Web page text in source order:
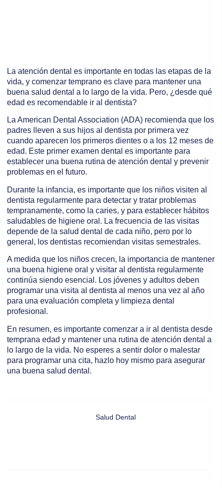
La atención dental es importante en todas las etapas de la
vida, y comenzar temprano es clave para mantener una
buena salud dental a lo largo de la vida. Pero, ¿desde qué
edad es recomendable ir al dentista?
La American Dental Association (ADA) recomienda que los
padres lleven a sus hijos al dentista por primera vez
cuando aparecen los primeros dientes o a los 12 meses de
edad. Este primer examen dental es importante para
establecer una buena rutina de atención dental y prevenir
problemas en el futuro.
Durante la infancia, es importante que los niños visiten al
dentista regularmente para detectar y tratar problemas
tempranamente, como la caries, y para establecer hábitos
saludables de higiene oral. La frecuencia de las visitas
depende de la salud dental de cada niño, pero por lo
general, los dentistas recomiendan visitas semestrales.
A medida que los niños crecen, la importancia de mantener
una buena higiene oral y visitar al dentista regularmente
continúa siendo esencial. Los jóvenes y adultos deben
programar una visita al dentista al menos una vez al año
para una evaluación completa y limpieza dental
profesional.
En resumen, es importante comenzar a ir al dentista desde
temprana edad y mantener una rutina de atención dental a
lo largo de la vida. No esperes a sentir dolor o malestar
para programar una cita, hazlo hoy mismo para asegurar
una buena salud dental.
Salud Dental